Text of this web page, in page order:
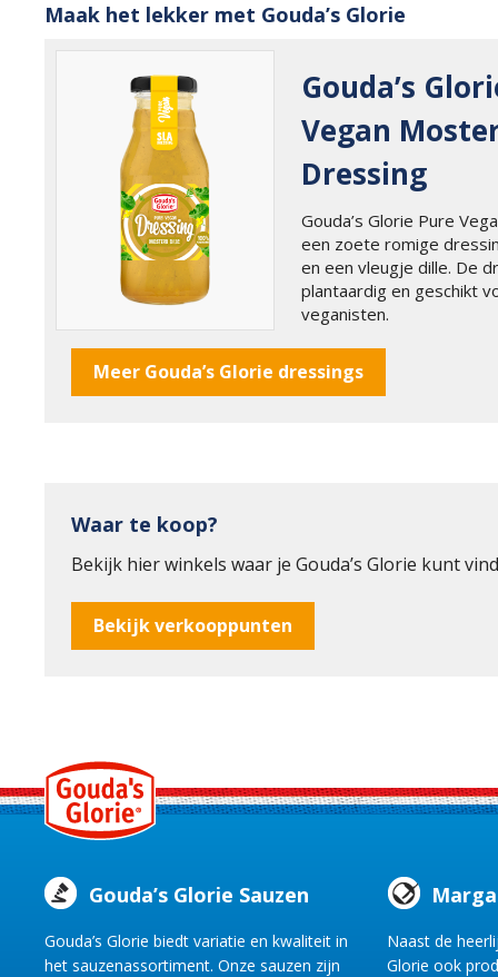
Maak het lekker met Gouda’s Glorie
Gouda’s
Vegan
Dressing
Gouda’s Glorie Pure
een zoete romige
en een vleugje dille. De
plantaardig en geschikt
veganisten.
Meer Gouda’s Glorie dressings
Waar te koop?
Bekijk hier winkels waar je Gouda’s Glorie kunt
Bekijk verkooppunten
Gouda’s Glorie Sauzen
Gouda’s Glorie biedt variatie en kwaliteit in
het sauzenassortiment. Onze sauzen zijn
Naast de
Glorie ook